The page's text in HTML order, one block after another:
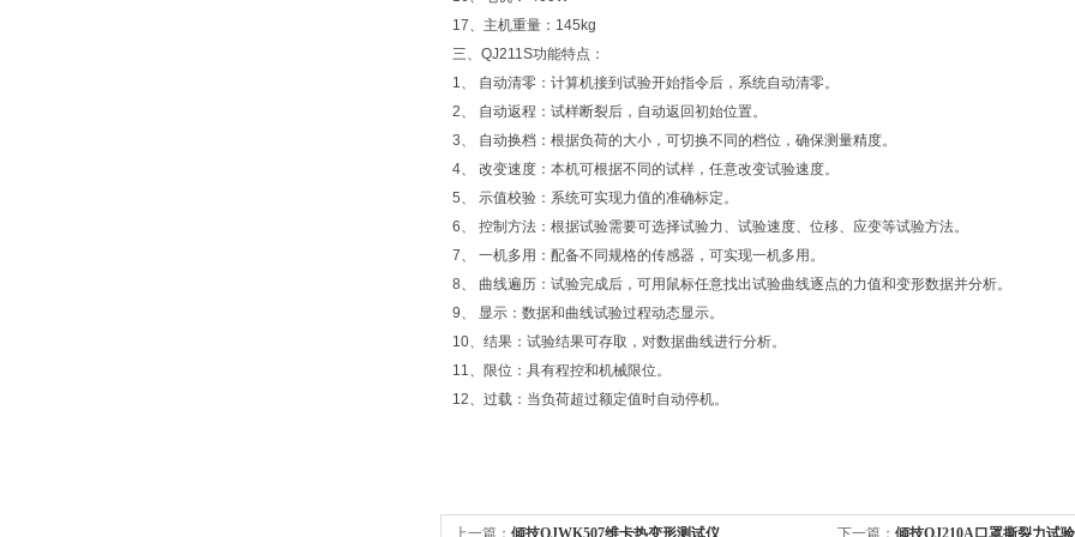
17、主机重量：145kg
三、QJ211S功能特点：
1、 自动清零：计算机接到试验开始指令后，系统自动清零。
2、 自动返程：试样断裂后，自动返回初始位置。
3、 自动换档：根据负荷的大小，可切换不同的档位，确保测量精度。
4、 改变速度：本机可根据不同的试样，任意改变试验速度。
5、 示值校验：系统可实现力值的准确标定。
6、 控制方法：根据试验需要可选择试验力、试验速度、位移、应变等试验方法。
7、 一机多用：配备不同规格的传感器，可实现一机多用。
8、 曲线遍历：试验完成后，可用鼠标任意找出试验曲线逐点的力值和变形数据并分析。
9、 显示：数据和曲线试验过程动态显示。
10、结果：试验结果可存取，对数据曲线进行分析。
11、限位：具有程控和机械限位。
12、过载：当负荷超过额定值时自动停机。
上一篇： 倾技QJWK507维卡热变形测试仪 下一篇： 倾技QJ210A口罩撕裂力试